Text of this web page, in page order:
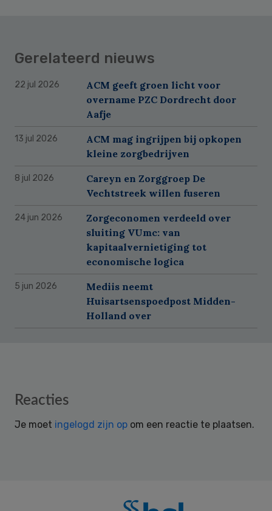
Gerelateerd nieuws
22 jul 2026
ACM geeft groen licht voor
overname PZC Dordrecht door
Aafje
13 jul 2026
ACM mag ingrijpen bij opkopen
kleine zorgbedrijven
8 jul 2026
Careyn en Zorggroep De
Vechtstreek willen fuseren
24 jun 2026
Zorgeconomen verdeeld over
sluiting VUmc: van
kapitaalvernietiging tot
economische logica
5 jun 2026
Mediis neemt
Huisartsenspoedpost Midden-
Holland over
Reader
Reacties
Je moet ingelogd zijn op om een reactie te plaatsen.